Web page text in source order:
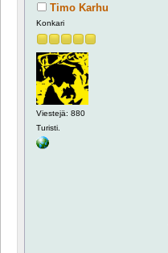
Timo Karhu
Konkari
Viestejä: 880
Turisti.